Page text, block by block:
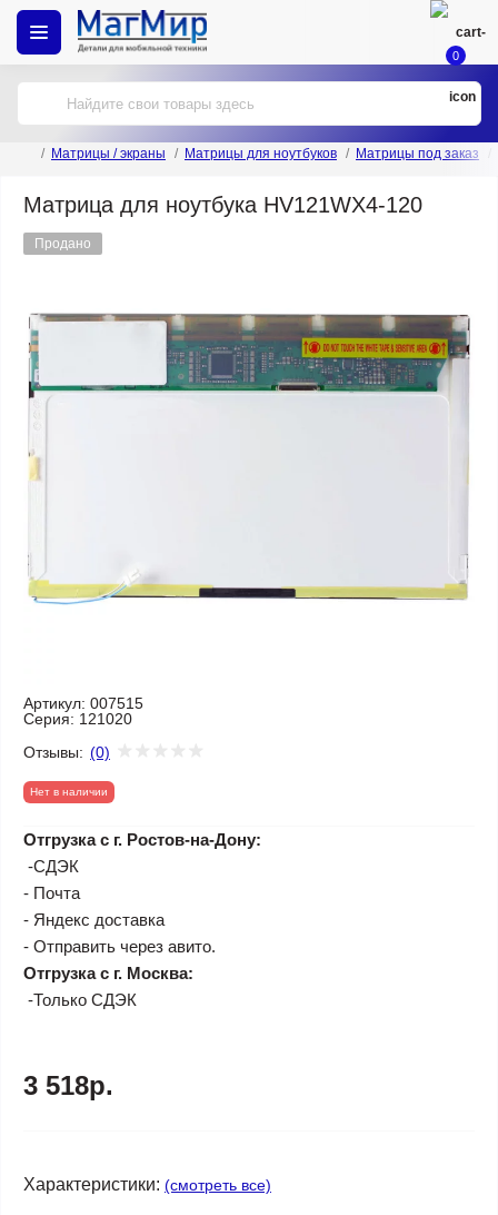
0
Матрицы / экраны Матрицы для ноутбуков Матрицы под заказ
Матрица для ноутбука HV121WX4-120
Продано
Артикул: 007515
Серия: 121020
Отзывы: (0)
Нет в наличии
Отгрузка с г. Ростов-на-Дону:
-СДЭК
- Почта
- Яндекс доставка
- Отправить через авито.
Отгрузка с г. Москва:
-Только СДЭК
3 518р.
Характеристики: (смотреть все)